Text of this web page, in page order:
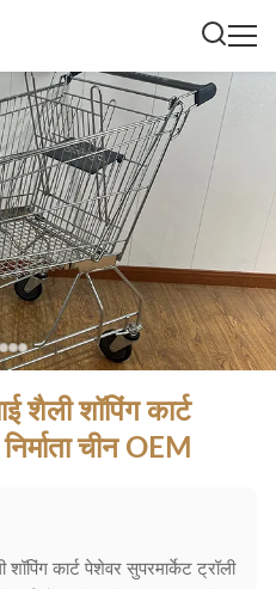
शैली शॉपिंग कार्ट
चीन OEM
कार्ट पेशेवर सुपरमार्केट ट्रॉली